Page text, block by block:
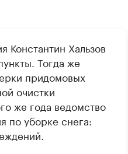
Константин Хальзов
Тогда же
придомовых
очистки
же года ведомство
по уборке снега: